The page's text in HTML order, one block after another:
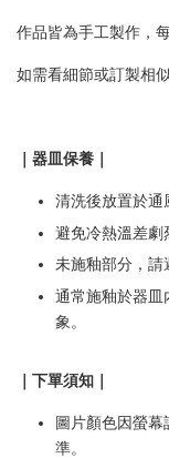
作品皆為手工製作，
如需看細節或訂製相
｜器皿保養｜
清洗後放置於通
避免冷熱溫差劇
未施釉部分，請
通常施釉於器皿
象。
｜下單須知｜
圖片顏色因螢
準。